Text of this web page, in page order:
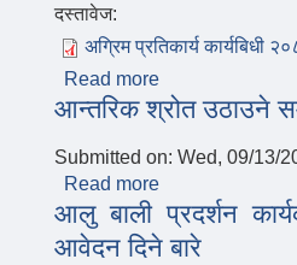
दस्तावेज:
अग्रिम प्रतिकार्य कार्यबिधी
Read more
आन्तरिक श्रोत उठाउने
Submitted on: Wed, 09/13/
Read more
आलु बाली प्रदर्शन
आवेदन दिने बारे